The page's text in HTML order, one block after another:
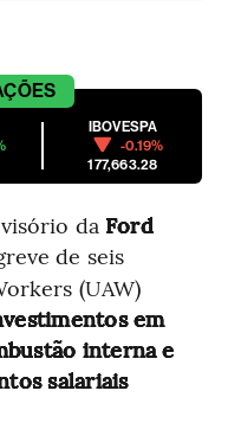
IBOVESPA
-0.19%
177,663.28
da Ford
de seis
(UAW)
em
interna e
salariais